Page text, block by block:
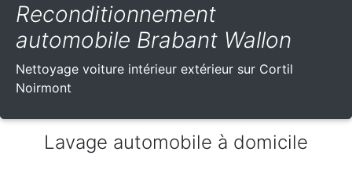
Reconditionnement
automobile Brabant Wallon
Nettoyage voiture intérieur extérieur sur Cortil
Noirmont
Lavage automobile à domicile